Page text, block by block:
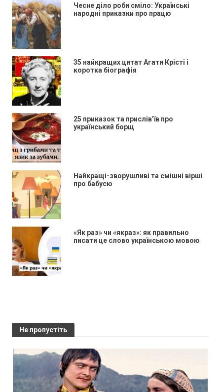
Чесне діло роби сміло: Українські
народні приказки про працю
35 найкращих цитат Агати Крісті і
коротка біографія
25 приказок та прислів’їв про
український борщ
Найкращі-зворушливі та смішні вірші
про бабусю
«Як раз» чи «якраз»: як правильно
писати це слово українською мовою
Не пропустіть